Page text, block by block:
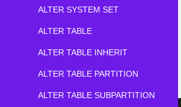
ALTER SYSTEM SET
ALTER TABLE
ALTER TABLE INHERIT
ALTER TABLE PARTITION
ALTER TABLE SUBPARTITION